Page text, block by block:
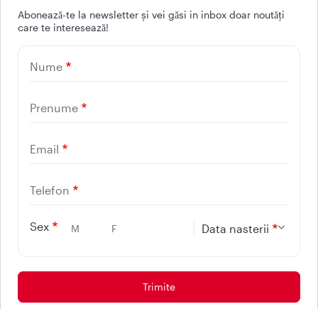
Aboneazǎ-te la newsletter și vei gǎsi in inbox doar noutǎți
care te intereseazǎ!
Nume
Prenume
Email
Telefon
Sex M F Data nasterii
CONTACT
REGINA MARIA
Protectia consumatorilor - ANPC